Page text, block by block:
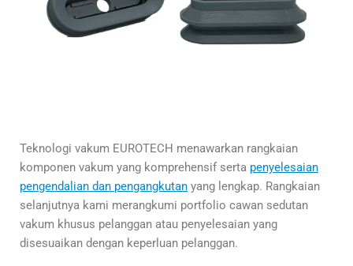
Teknologi vakum EUROTECH menawarkan rangkaian
komponen vakum yang komprehensif serta penyelesaian
pengendalian dan pengangkutan yang lengkap. Rangkaian
selanjutnya kami merangkumi portfolio cawan sedutan
vakum khusus pelanggan atau penyelesaian yang
disesuaikan dengan keperluan pelanggan.